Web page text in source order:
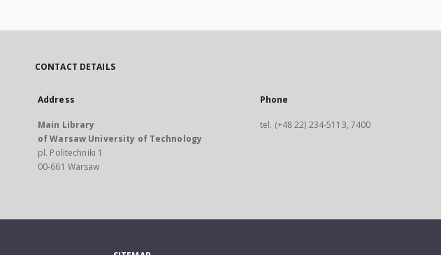
CONTACT DETAILS
Address
Main Library
of Warsaw University of Technology
pl. Politechniki 1
00-661 Warsaw
Phone
tel. (+48 22) 234-5113, 7400